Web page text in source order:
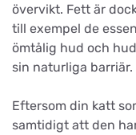
övervikt. Fett är
till exempel de
ömtålig hud och
sin naturliga barriär.
Eftersom din katt
samtidigt att den